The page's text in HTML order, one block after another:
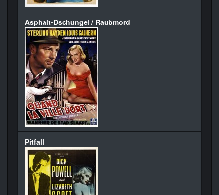
Asphalt-Dschungel / Raubmord
Pitfall